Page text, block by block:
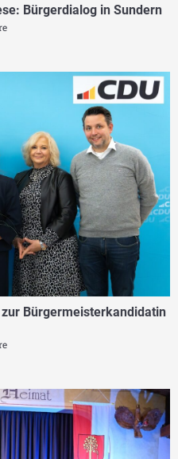
Bürgerdialog in Sundern
zur Bürgermeisterkandidatin